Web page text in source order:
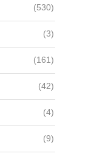
(530)
(3)
(161)
(42)
(4)
(9)